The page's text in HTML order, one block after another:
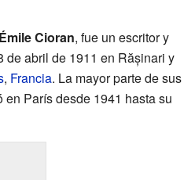
Émile Cioran, fue un escritor y
de abril de 1911 en Rășinari y
, Francia. La mayor parte de sus
en París desde 1941 hasta su